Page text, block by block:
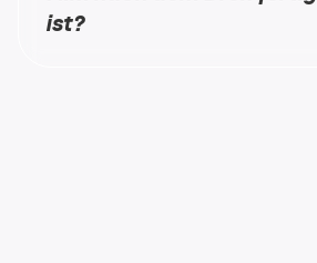
ist?